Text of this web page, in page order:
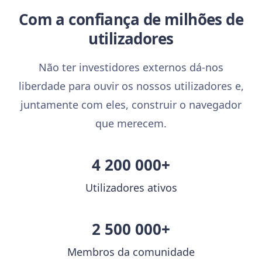
Com a confiança de milhões de
utilizadores
Não ter investidores externos dá-nos
liberdade para ouvir os nossos utilizadores e,
juntamente com eles, construir o navegador
que merecem.
4 200 000+
Utilizadores ativos
2 500 000+
Membros da comunidade